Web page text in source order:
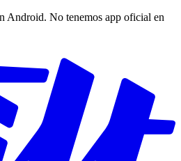
Android. No tenemos app oficial en